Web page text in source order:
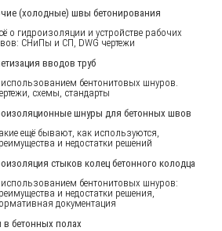
(холодные) швы бетонирования
о гидроизоляции и устройстве рабочих
СНиПы и СП, DWG чертежи
вводов труб
бентонитовых шнуров.
схемы, стандарты
шнуры для бетонных швов
ещё бывают, как используются,
и недостатки решений
стыков колец бетонного колодца
бентонитовых шнуров:
и недостатки решения,
документация
бетонных полах